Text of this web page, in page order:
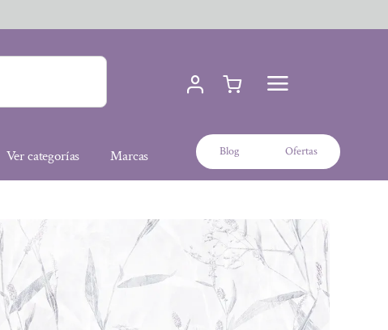
Ver categorías Marcas Blog Ofertas